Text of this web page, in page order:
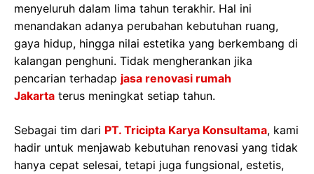
menyeluruh dalam lima tahun terakhir. Hal ini
menandakan adanya perubahan kebutuhan ruang,
gaya hidup, hingga nilai estetika yang berkembang di
kalangan penghuni. Tidak mengherankan jika
pencarian terhadap jasa renovasi rumah
Jakarta terus meningkat setiap tahun.
Sebagai tim dari PT. Tricipta Karya Konsultama, kami
hadir untuk menjawab kebutuhan renovasi yang tidak
hanya cepat selesai, tetapi juga fungsional, estetis,